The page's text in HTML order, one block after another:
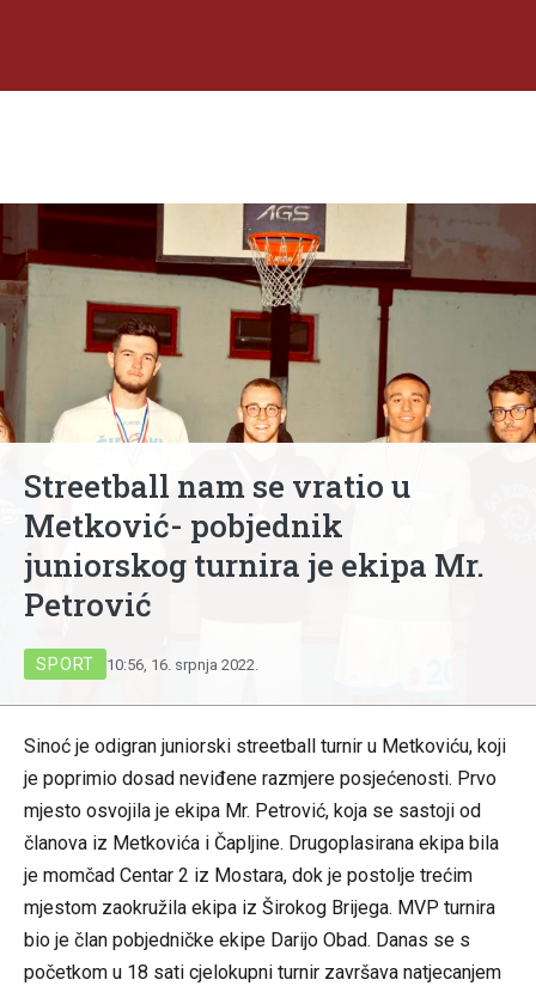
Streetball nam se vratio u
Metković- pobjednik
juniorskog turnira je ekipa Mr.
Petrović
SPORT 10:56, 16. srpnja 2022.
Sinoć je odigran juniorski streetball turnir u Metkoviću, koji
je poprimio dosad neviđene razmjere posjećenosti. Prvo
mjesto osvojila je ekipa Mr. Petrović, koja se sastoji od
članova iz Metkovića i Čapljine. Drugoplasirana ekipa bila
je momčad Centar 2 iz Mostara, dok je postolje trećim
mjestom zaokružila ekipa iz Širokog Brijega. MVP turnira
bio je član pobjedničke ekipe Darijo Obad. Danas se s
početkom u 18 sati cjelokupni turnir završava natjecanjem